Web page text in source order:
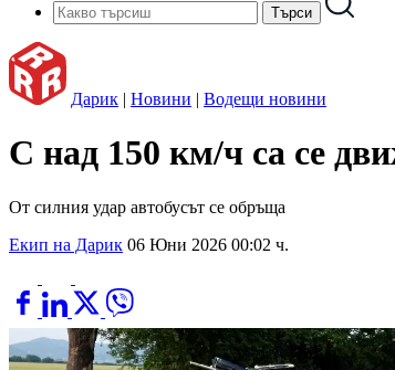
Дарик | Новини | Водещи новини
С над 150 км/ч са се
От силния удар автобусът се обръща
Екип на Дарик 06 Юни 2026 00:02 ч.